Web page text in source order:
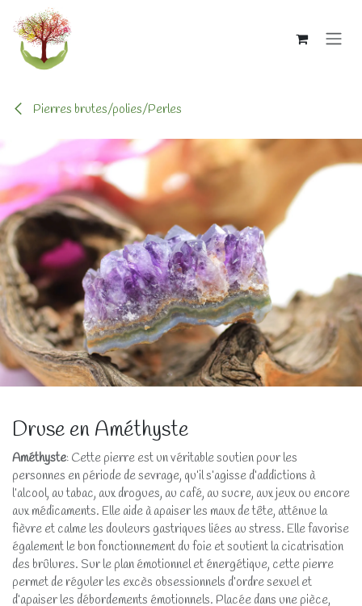
Se rendre au contenu
Pierres brutes/polies/Perles
Druse en Améthyste
Améthyste: Cette pierre est un véritable soutien pour les
personnes en période de sevrage, qu’il s’agisse d’addictions à
l’alcool, au tabac, aux drogues, au café, au sucre, aux jeux ou encore
aux médicaments. Elle aide à apaiser les maux de tête, atténue la
fièvre et calme les douleurs gastriques liées au stress. Elle favorise
également le bon fonctionnement du foie et soutient la cicatrisation
des brûlures. Sur le plan émotionnel et énergétique, cette pierre
permet de réguler les excès obsessionnels d’ordre sexuel et
d’apaiser les débordements émotionnels. Placée dans une pièce,